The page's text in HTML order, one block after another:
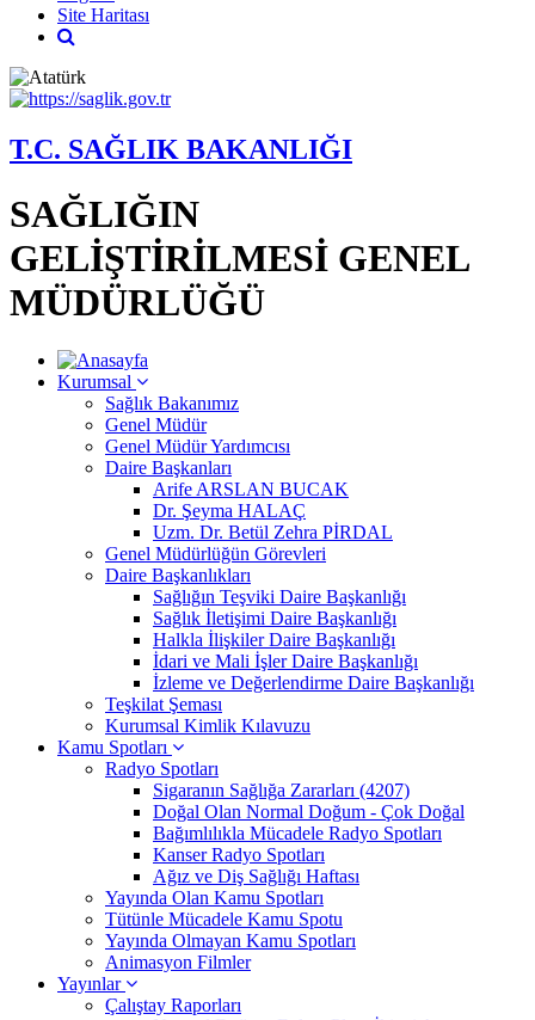
Site Haritası
T.C. SAĞLIK BAKANLIĞI
SAĞLIĞIN
GELİŞTİRİLMESİ GENEL
MÜDÜRLÜĞÜ
Kurumsal
Sağlık Bakanımız
Genel Müdür
Genel Müdür Yardımcısı
Daire Başkanları
Arife ARSLAN BUCAK
Dr. Şeyma HALAÇ
Uzm. Dr. Betül Zehra PİRDAL
Genel Müdürlüğün Görevleri
Daire Başkanlıkları
Sağlığın Teşviki Daire Başkanlığı
Sağlık İletişimi Daire Başkanlığı
Halkla İlişkiler Daire Başkanlığı
İdari ve Mali İşler Daire Başkanlığı
İzleme ve Değerlendirme Daire Başkanlığı
Teşkilat Şeması
Kurumsal Kimlik Kılavuzu
Kamu Spotları
Radyo Spotları
Sigaranın Sağlığa Zararları (4207)
Doğal Olan Normal Doğum - Çok Doğal
Bağımlılıkla Mücadele Radyo Spotları
Kanser Radyo Spotları
Ağız ve Diş Sağlığı Haftası
Yayında Olan Kamu Spotları
Tütünle Mücadele Kamu Spotu
Yayında Olmayan Kamu Spotları
Animasyon Filmler
Yayınlar
Çalıştay Raporları